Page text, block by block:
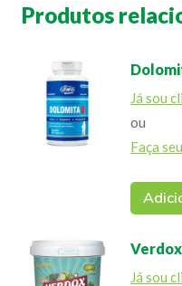
Produtos
Já sou
ou
Faça
Já sou